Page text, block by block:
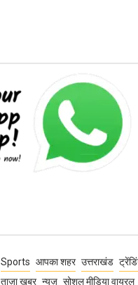
Sports आपका शहर उत्तराखंड
ताज़ा ख़बर न्यूज़ सोशल मीडिया वायरल